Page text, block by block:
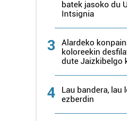
batek jasoko du
Intsignia
3
Alardeko
koloreekin
dute Jaizkibelgo
4
Lau bandera, lau
ezberdin